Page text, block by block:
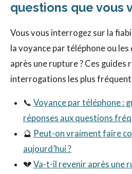
questions que vous
Vous vous interrogez sur la
la voyance par téléphone ou
après une rupture ? Ces guides
interrogations les plus
📞 Voyance par téléphone :
réponses aux questions
🔮 Peut-on vraiment faire
aujourd’hui ?
💔 Va-t-il revenir après une